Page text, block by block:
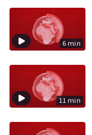
6 min
11 min